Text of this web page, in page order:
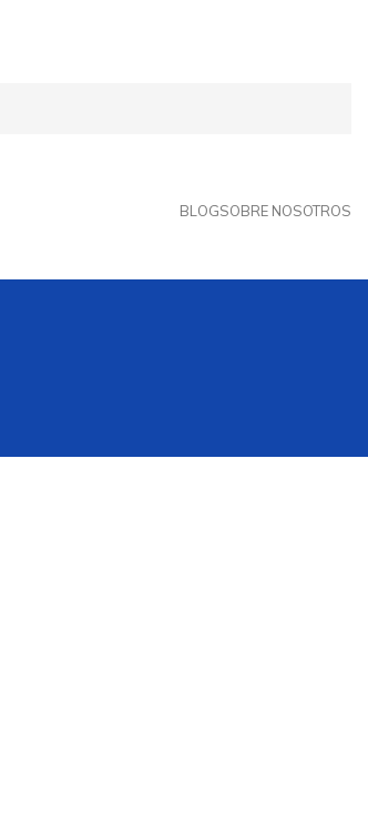
BLOGSOBRE NOSOTROS